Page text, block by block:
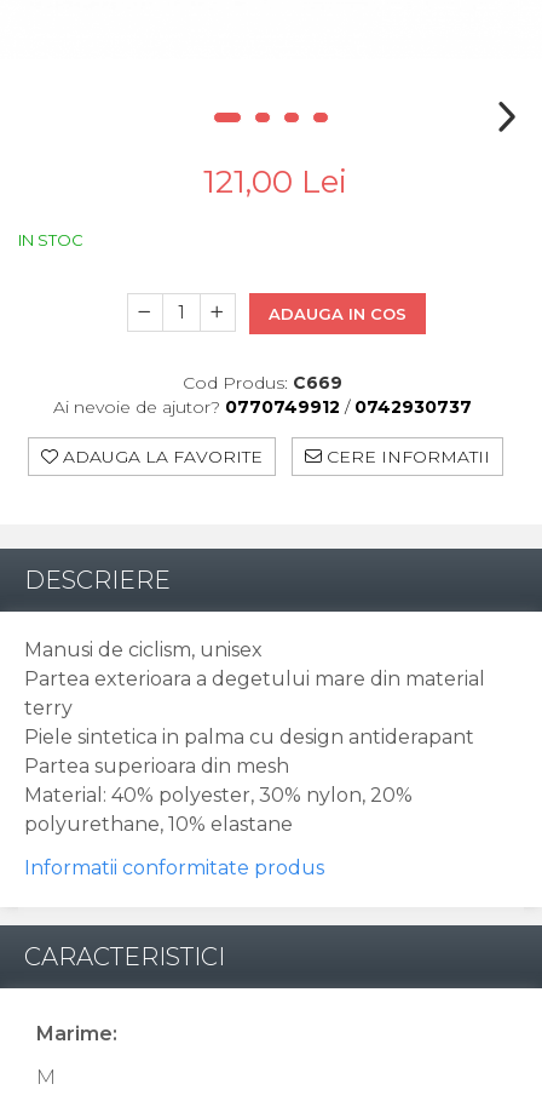
121,00 Lei
IN STOC
ADAUGA IN COS
Cod Produs: C669
Ai nevoie de ajutor? 0770749912 / 0742930737
ADAUGA LA FAVORITE CERE INFORMATII
DESCRIERE
Manusi de ciclism, unisex
Partea exterioara a degetului mare din material
terry
Piele sintetica in palma cu design antiderapant
Partea superioara din mesh
Material: 40% polyester, 30% nylon, 20%
polyurethane, 10% elastane
Informatii conformitate produs
CARACTERISTICI
Marime:
M